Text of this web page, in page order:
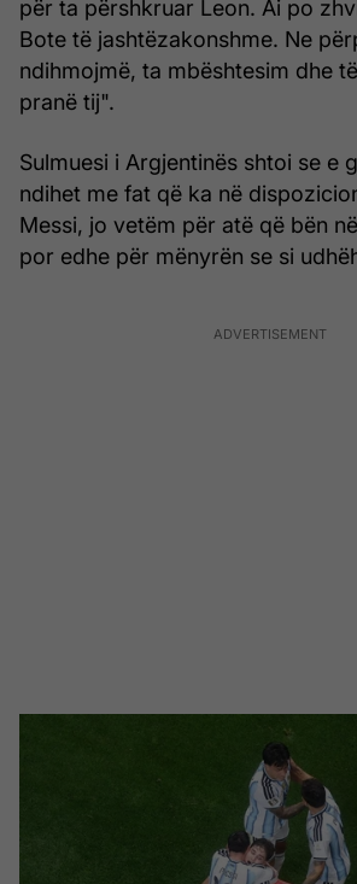
për ta përshkruar Leon. Ai po
Bote të jashtëzakonshme. Ne
ndihmojmë, ta mbështesim dhe
pranë tij".
Sulmuesi i Argjentinës shtoi se e
ndihet me fat që ka në
Messi, jo vetëm për atë që bën
por edhe për mënyrën se si